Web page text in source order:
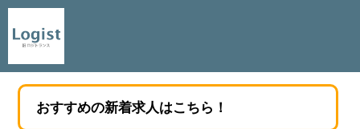
おすすめの新着求人はこちら！